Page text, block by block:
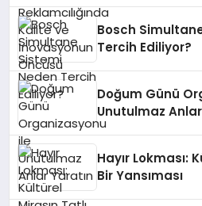
Bosch
Tercih Ediliyor?
Doğum Günü
Unutulmaz
Hayır Lokması:
Bir Yansıması